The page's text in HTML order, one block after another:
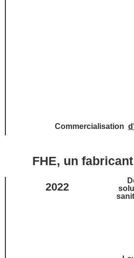
Commercialisation
FHE, un
2022